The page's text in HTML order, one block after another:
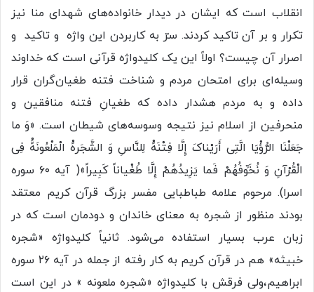
انقلاب است که ایشان در دیدار خانواده‌های شهدای منا نیز
تکرار و بر آن تاکید کردند. سرّ به کاربردن این واژه و تاکید و
اصرار آن چیست؟ اولاً این یک کلیدواژه قرآنی است که خداوند
وسیله‌ای برای امتحان مردم و شناخت فتنه طغیان‌گران قرار
داده و به مردم هشدار داده که طغیانِ فتنه منافقین و
منحرفین از اسلام نیز نتیجه وسوسه‌های شیطان است. «وَ ما
جَعَلْنَا الرُّؤْیَا الَّتِی أَرَیْناکَ إِلَّا فِتْنَهًْ لِلنَّاسِ وَ الشَّجَرهًْ الْمَلْعُونَهًَْ فِی
الْقُرْآنِ وَ نُخَوِّفُهُمْ فَما یَزِیدُهُمْ إِلَّا طُغْیاناً کَبِیراً»( آیه ۶۰ سوره‌
اسرا). مرحوم علامه طباطبایی مفسر بزرگ قرآن کریم معتقد
بودند منظور از شجره به معنای خاندان و دودمان است که در
زبان عرب بسیار استفاده می‌شود. ثانیاً کلیدواژه «شجره
خبیثه» هم در قرآن کریم به کار رفته از جمله در آیه ۲۶ سوره
ابراهیم،ولی فرقش با کلیدواژه «شجره ملعونه » در این است